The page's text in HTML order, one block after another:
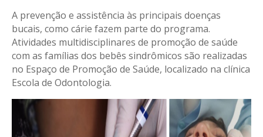
A prevenção e assistência às principais doenças
bucais, como cárie fazem parte do programa.
Atividades multidisciplinares de promoção de saúde
com as famílias dos bebês sindrômicos são realizadas
no Espaço de Promoção de Saúde, localizado na clínica
Escola de Odontologia.